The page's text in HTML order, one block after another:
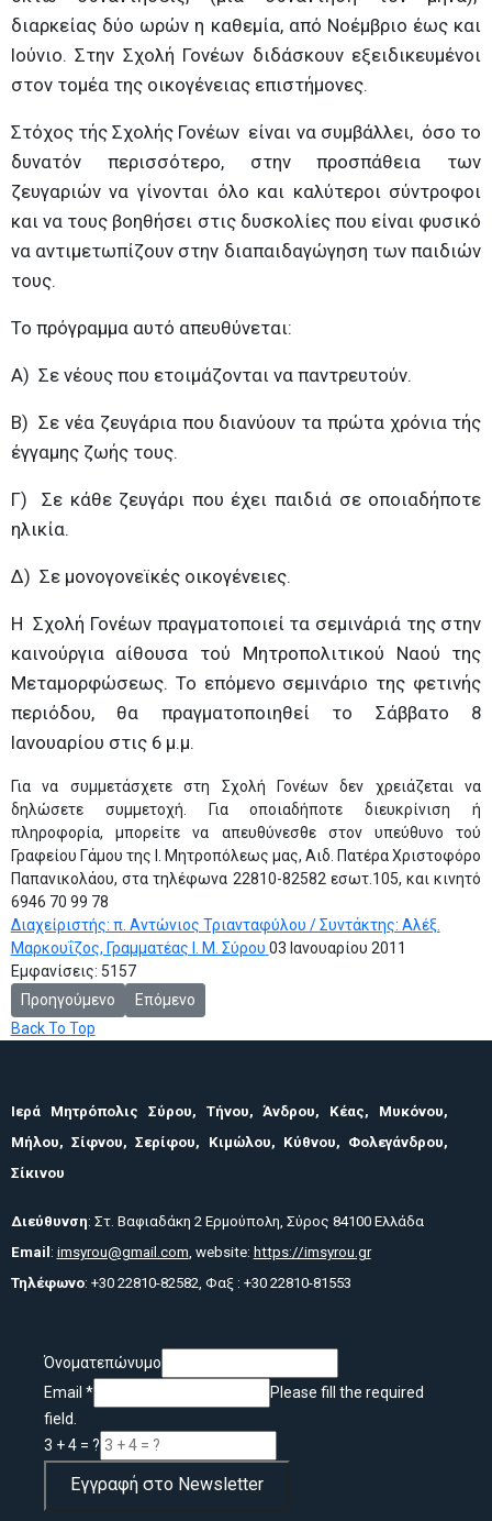
διαρκείας δύο ωρών η καθεμία, από Νοέμβριο έως και
Ιούνιο. Στην Σχολή Γονέων διδάσκουν εξειδικευμένοι
στον τομέα της οικογένειας επιστήμονες.
Στόχος τής Σχολής Γονέων είναι να συμβάλλει, όσο το
δυνατόν περισσότερο, στην προσπάθεια των
ζευγαριών να γίνονται όλο και καλύτεροι σύντροφοι
και να τους βοηθήσει στις δυσκολίες που είναι φυσικό
να αντιμετωπίζουν στην διαπαιδαγώγηση των παιδιών
τους.
Το πρόγραμμα αυτό απευθύνεται:
Α) Σε νέους που ετοιμάζονται να παντρευτούν.
Β) Σε νέα ζευγάρια που διανύουν τα πρώτα χρόνια τής
έγγαμης ζωής τους.
Γ) Σε κάθε ζευγάρι που έχει παιδιά σε οποιαδήποτε
ηλικία.
Δ) Σε μονογονεϊκές οικογένειες.
Η Σχολή Γονέων πραγματοποιεί τα σεμινάριά της στην
καινούργια αίθουσα τού Μητροπολιτικού Ναού της
Μεταμορφώσεως. Το επόμενο σεμινάριο της φετινής
περιόδου, θα πραγματοποιηθεί το Σάββατο 8
Ιανουαρίου στις 6 μ.μ.
Για να συμμετάσχετε στη Σχολή Γονέων δεν χρειάζεται να
δηλώσετε συμμετοχή. Για οποιαδήποτε διευκρίνιση ή
πληροφορία, μπορείτε να απευθύνεσθε στον υπεύθυνο τού
Γραφείου Γάμου της Ι. Μητροπόλεως μας, Αιδ. Πατέρα Χριστοφόρο
Παπανικολάου, στα τηλέφωνα 22810-82582 εσωτ.105, και κινητό
6946 70 99 78
Διαχείριστής: π. Αντώνιος Τριανταφύλου / Συντάκτης: Αλέξ.
Μαρκουΐζος, Γραμματέας Ι. Μ. Σύρου 03 Ιανουαρίου 2011
Εμφανίσεις: 5157
Προηγούμενο άρθρο: Πίττα Τουρλιανής
Προηγούμενο Επόμενο άρθρο: Δελτίο Τύπου 03/01/2011
Επόμενο
Back To Top
Ιερά Μητρόπολις Σύρου, Τήνου, Άνδρου, Κέας, Μυκόνου,
Μήλου, Σίφνου, Σερίφου, Κιμώλου, Κύθνου, Φολεγάνδρου,
Σίκινου
Διεύθυνση: Στ. Βαφιαδάκη 2 Ερμούπολη, Σύρος 84100 Ελλάδα
Email : imsyrou@gmail.com, website: https://imsyrou.gr
Τηλέφωνο: +30 22810-82582, Φαξ : +30 22810-81553
Όνοματεπώνυμο
Email *
Please fill the required
field.
3 + 4 = ?
Εγγραφή στο Newsletter